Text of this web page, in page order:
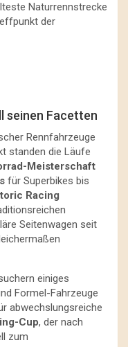
Naturrennstrecke
der
seinen Facetten
Rennfahrzeuge
standen die Läufe
Meisterschaft
für Superbikes bis
Racing
Seitenwagen seit
einiges
Formel-Fahrzeuge
abwechslungsreiche
Cup, der nach
zum